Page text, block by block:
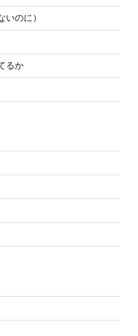
のに）
るか